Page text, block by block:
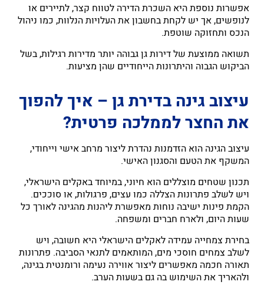
אפשרות נוספת היא השכרת הדירה לטווח קצר, לתיירים או
לנופשים, אך יש לקחת בחשבון את העלויות הנלוות, כמו ניהול
הנכס ותחזוקה שוטפת.
תשואה ממוצעת של דירות גן גבוהה יותר מדירות רגילות, בשל
הביקוש הגבוה והיתרונות הייחודיים שהן מציעות.
עיצוב גינה בדירת גן – איך להפוך
את החצר לממלכה פרטית?
עיצוב הגינה הוא הזדמנות נהדרת ליצור מרחב אישי וייחודי,
המשקף את הטעם והסגנון האישי.
תכנון שטחים מוצללים הוא חיוני, במיוחד באקלים הישראלי,
ויש לשלב פתרונות הצללה כמו עצים, פרגולות, או סוככים.
הקמת פינות ישיבה נוחות מאפשרת ליהנות מהגינה לאורך כל
שעות היום, ולארח חברים ומשפחה.
בחירת צמחייה עמידה לאקלים הישראלי היא חשובה, ויש
לשלב צמחים חוסכי מים, המותאמים לתנאי הסביבה. פתרונות
תאורה חכמה מאפשרים ליצור אווירה נעימה ורומנטית בגינה,
ולהאריך את השימוש בה גם בשעות הערב.